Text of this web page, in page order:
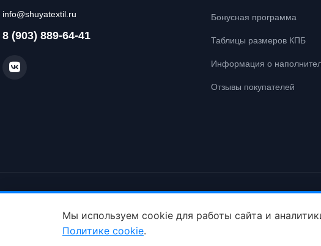
info@shuyatextil.ru
8 (903) 889-64-41
Бонусная программа
Таблицы размеров КПБ
Информация о
Отзывы покупателей
© Интернет-магазин постельного белья «Шуйский Текстиль», 2026. Все права
Политика конфиденциальности
Политика cookie
Мы используем cookie для работы сайта и
Политике cookie.